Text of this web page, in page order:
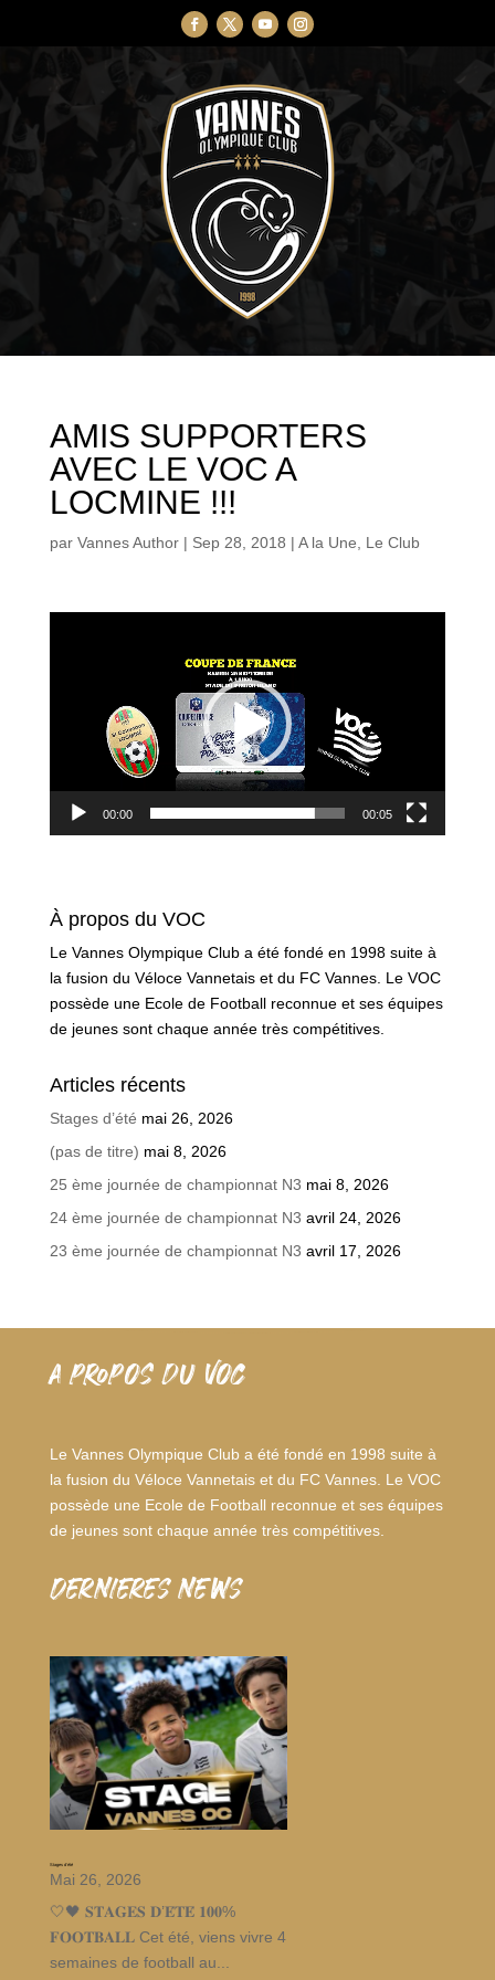
AMIS SUPPORTERS
AVEC LE VOC A
LOCMINE !!!
par Vannes Author| Sep 28, 2018 | A la Une, Le Club
00:00 00:05
À propos du VOC
Le Vannes Olympique Club a été fondé en 1998 suite à
la fusion du Véloce Vannetais et du FC Vannes. Le VOC
possède une Ecole de Football reconnue et ses équipes
de jeunes sont chaque année très compétitives.
Articles récents
Stages d’été mai 26, 2026
(pas de titre) mai 8, 2026
25 ème journée de championnat N3 mai 8, 2026
24 ème journée de championnat N3 avril 24, 2026
23 ème journée de championnat N3 avril 17, 2026
A PROPOS DU VOC
Le Vannes Olympique Club a été fondé en 1998 suite à
la fusion du Véloce Vannetais et du FC Vannes. Le VOC
possède une Ecole de Football reconnue et ses équipes
de jeunes sont chaque année très compétitives.
dernieres news
Stages d’été
Mai 26, 2026
🤍🖤 𝐒𝐓𝐀𝐆𝐄𝐒 𝐃’𝐄́𝐓𝐄́ 𝟏𝟎𝟎%
𝐅𝐎𝐎𝐓𝐁𝐀𝐋𝐋 Cet été, viens vivre 4
semaines de football au...